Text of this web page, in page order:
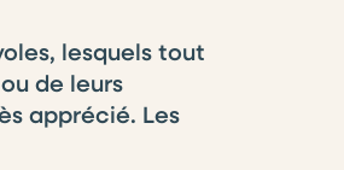
lesquels tout
de leurs
apprécié. Les